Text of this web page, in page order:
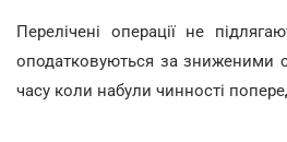
Перелічені операції не
оподатковуються за зниженими
часу коли набули чинності